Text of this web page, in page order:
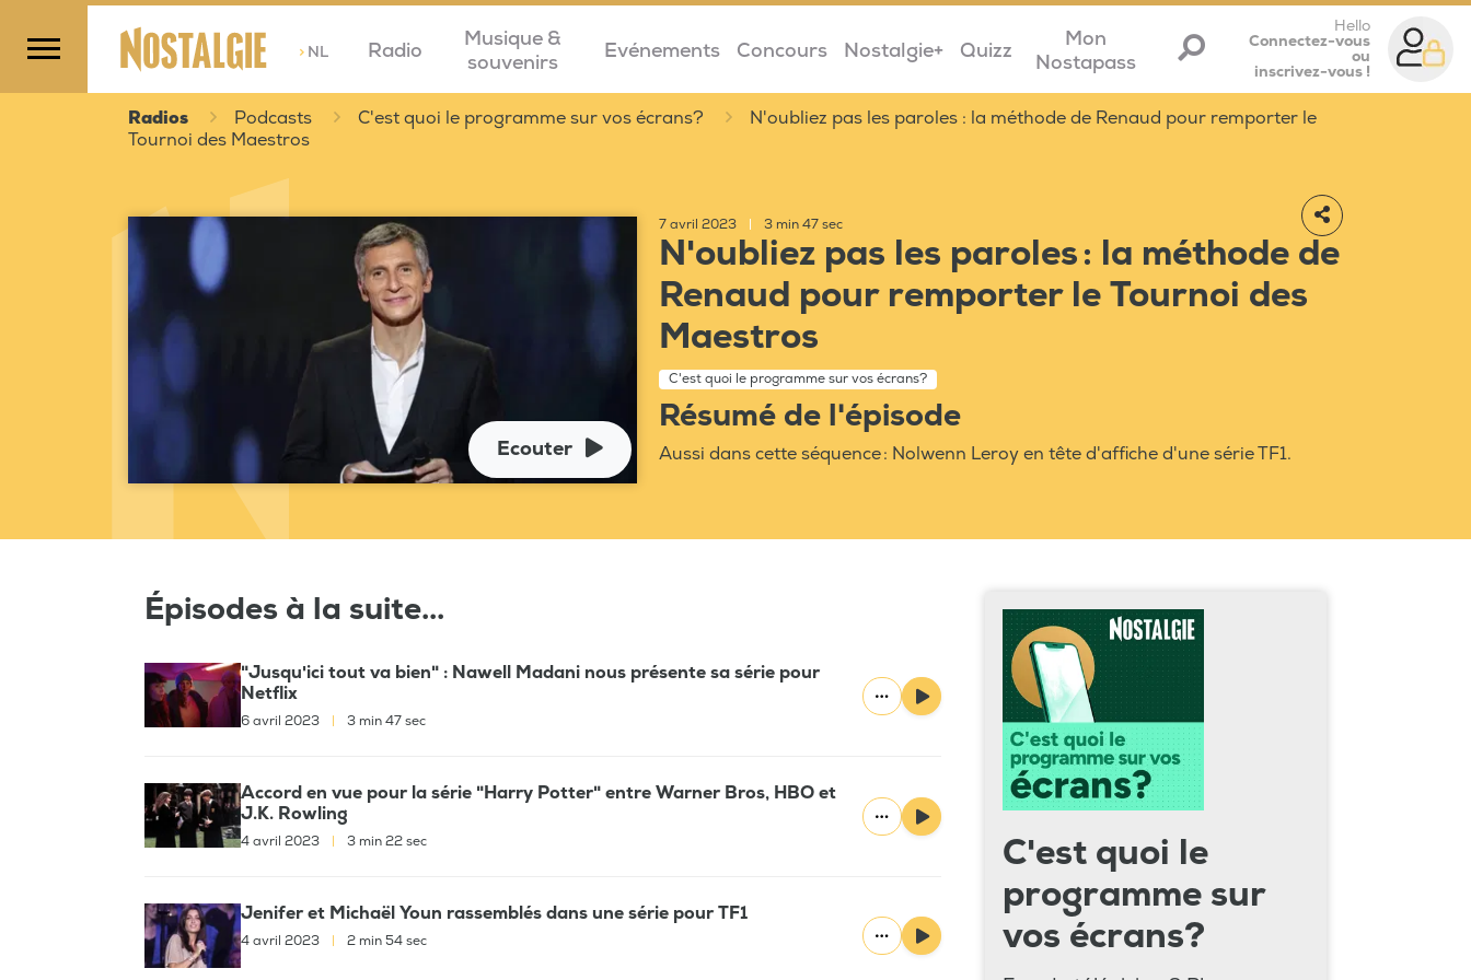
>NL Radio
Musique &
souvenirs
Evénements Concours Nostalgie+ Quizz
Mon
Nostapass
Hello
Connectez-vous
ou
inscrivez-vous !
Radios Podcasts C'est quoi le programme sur vos écrans?
N'oubliez pas les paroles : la méthode de Renaud pour remporter le
Tournoi des Maestros
Ecouter
7 avril 2023 3 min 47 sec
N'oubliez pas les paroles : la méthode de
Renaud pour remporter le Tournoi des
Maestros
C'est quoi le programme sur vos écrans?
Résumé de l'épisode
Aussi dans cette séquence : Nolwenn Leroy en tête d'affiche d'une série TF1.
Épisodes à la suite...
"Jusqu'ici tout va bien" : Nawell Madani nous présente sa série pour
Netflix
6 avril 2023 3 min 47 sec
Accord en vue pour la série "Harry Potter" entre Warner Bros, HBO et
J.K. Rowling
4 avril 2023 3 min 22 sec
Jenifer et Michaël Youn rassemblés dans une série pour TF1
4 avril 2023 2 min 54 sec
C'est quoi le
programme sur
vos écrans?